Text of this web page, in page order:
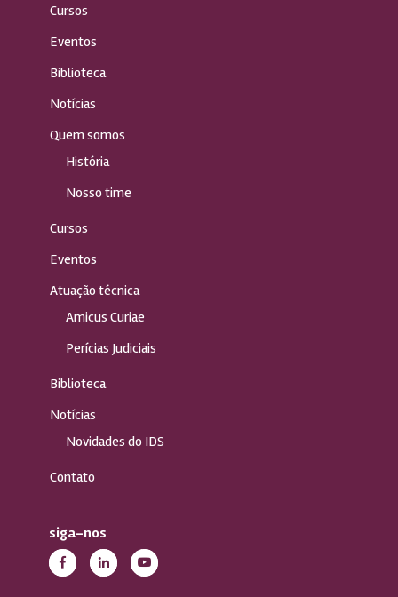
Cursos
Eventos
Biblioteca
Notícias
Quem somos
História
Nosso time
Cursos
Eventos
Atuação técnica
Amicus Curiae
Perícias Judiciais
Biblioteca
Notícias
Novidades do IDS
Contato
siga-nos